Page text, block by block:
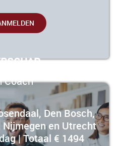
Coach
Den Bosch,
Nijmegen en Utrecht
| Totaal € 1494